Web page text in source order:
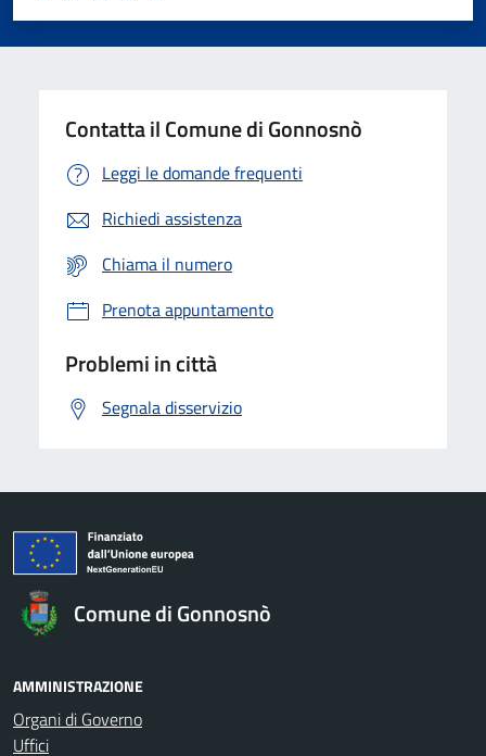
Valuta 5 stelle su 5
Valuta 4 stelle su 5
Valuta 3 stelle su 5
Valuta 2 stelle su 5
Valuta 1 stelle su 5
Contatta il Comune di Gonnosnò
Leggi le domande frequenti
Richiedi assistenza
Chiama il numero
Prenota appuntamento
Problemi in città
Segnala disservizio
Comune di Gonnosnò
AMMINISTRAZIONE
Organi di Governo
Uffici